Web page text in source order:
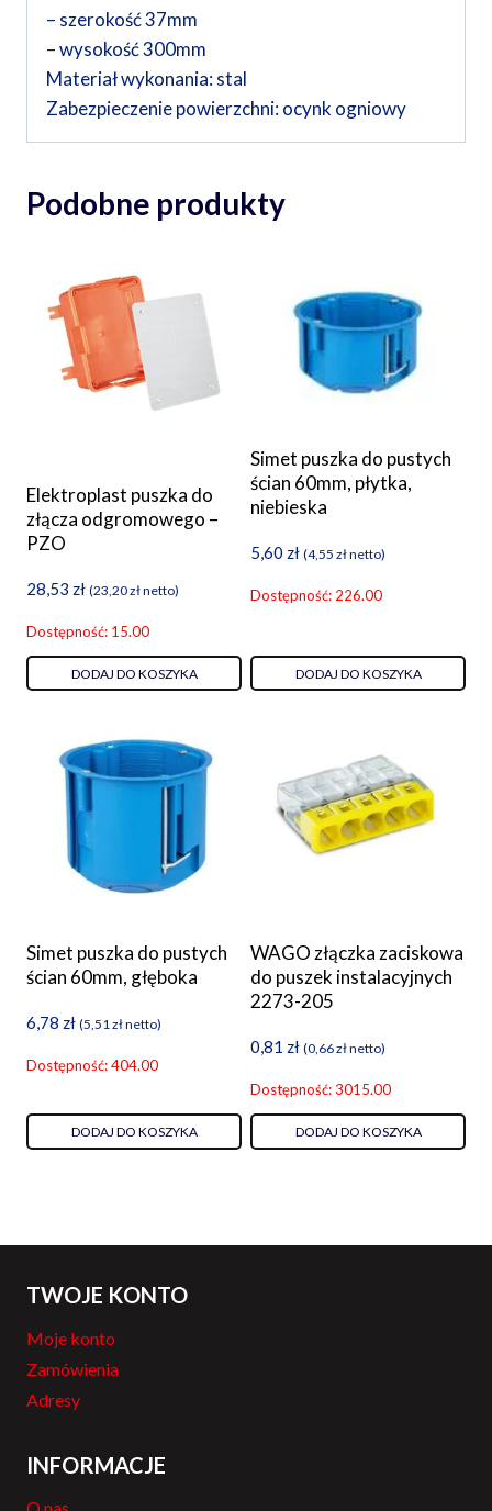
– szerokość 37mm
– wysokość 300mm
Materiał wykonania: stal
Zabezpieczenie powierzchni: ocynk ogniowy
Podobne produkty
Elektroplast puszka do
złącza odgromowego –
PZO
28,53 zł (23,20złnetto)
Dostępność: 15.00
DODAJ DO KOSZYKA
Simet puszka do pustych
ścian 60mm, płytka,
niebieska
5,60 zł (4,55 złnetto)
Dostępność: 226.00
DODAJ DO KOSZYKA
Simet puszka do pustych
ścian 60mm, głęboka
6,78 zł (5,51złnetto)
Dostępność: 404.00
DODAJ DO KOSZYKA
WAGO złączka zaciskowa
do puszek instalacyjnych
2273-205
0,81 zł (0,66złnetto)
Dostępność: 3015.00
DODAJ DO KOSZYKA
TWOJE KONTO
Moje konto
Zamówienia
Adresy
INFORMACJE